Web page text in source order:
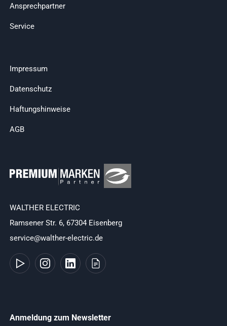
Ansprechpartner
Service
Impressum
Datenschutz
Haftungshinweise
AGB
WALTHER ELECTRIC
Ramsener Str. 6, 67304 Eisenberg
service@walther-electric.de
Anmeldung zum Newsletter